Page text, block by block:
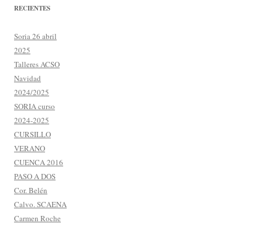
RECIENTES
Soria 26 abril
2025
Talleres ACSO
Navidad
2024/2025
SORIA curso
2024-2025
CURSILLO
VERANO
CUENCA 2016
PASO A DOS
Cor. Belén
Calvo. SCAENA
Carmen Roche